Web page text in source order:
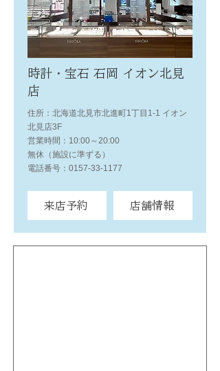
時計・宝石 石岡 イオン北見
店
住所：北海道北見市北進町1丁目1-1 イオン
北見店3F
営業時間：10:00～20:00
無休（施設に準ずる）
電話番号：0157-33-1177
来店予約 店舗情報